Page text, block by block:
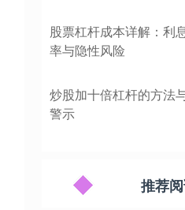
股票杠杆成本详解：利
率与隐性风险
炒股加十倍杠杆的方法
警示
推荐